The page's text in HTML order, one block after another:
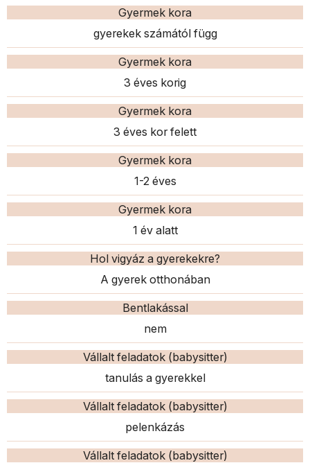
Gyermek kora
gyerekek számától függ
Gyermek kora
3 éves korig
Gyermek kora
3 éves kor felett
Gyermek kora
1-2 éves
Gyermek kora
1 év alatt
Hol vigyáz a gyerekekre?
A gyerek otthonában
Bentlakással
nem
Vállalt feladatok (babysitter)
tanulás a gyerekkel
Vállalt feladatok (babysitter)
pelenkázás
Vállalt feladatok (babysitter)